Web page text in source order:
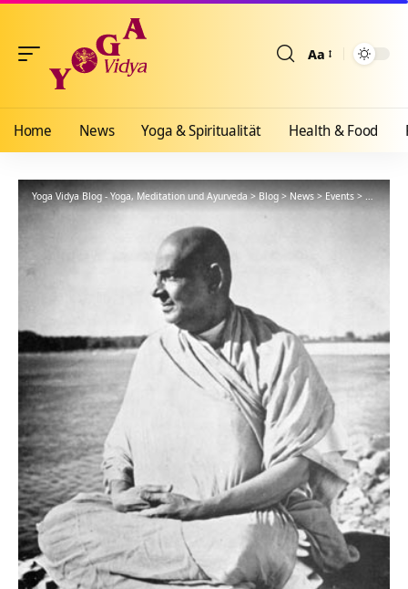
Aa
Home News Yoga & Spiritualität Health & Food
Yoga Vidya Blog - Yoga, Meditation und Ayurveda>Blog>News>Events>